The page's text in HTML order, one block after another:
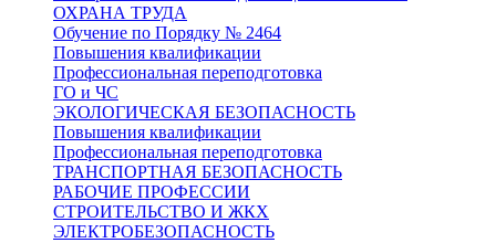
ОХРАНА ТРУДА
Обучение по Порядку № 2464
Повышения квалификации
Профессиональная переподготовка
ГО и ЧС
ЭКОЛОГИЧЕСКАЯ БЕЗОПАСНОСТЬ
Повышения квалификации
Профессиональная переподготовка
ТРАНСПОРТНАЯ БЕЗОПАСНОСТЬ
РАБОЧИЕ ПРОФЕССИИ
СТРОИТЕЛЬСТВО И ЖКХ
ЭЛЕКТРОБЕЗОПАСНОСТЬ